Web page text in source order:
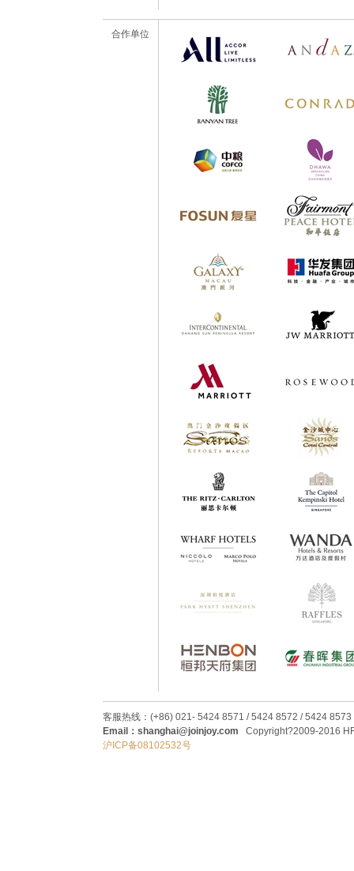
合作单位
客服热线：(+86) 021- 5424 8571 / 5424 8572 / 5424 8573
Email：shanghai@joinjoy.com Copyright?2009-2016
沪ICP备08102532号